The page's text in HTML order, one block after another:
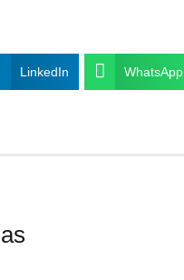
LinkedIn WhatsApp